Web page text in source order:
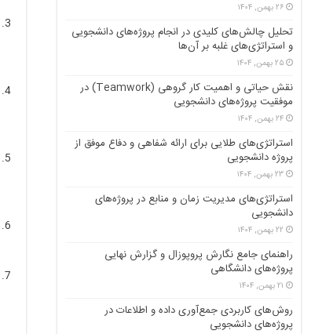
۲۶ بهمن, ۱۴۰۴
تحلیل چالش‌های کلیدی در انجام پروژه‌های دانشجویی
و استراتژی‌های غلبه بر آن‌ها
۲۵ بهمن, ۱۴۰۴
نقش حیاتی و اهمیت کار گروهی (Teamwork) در
موفقیت پروژه‌های دانشجویی
۲۴ بهمن, ۱۴۰۴
استراتژی‌های طلایی برای ارائه شفاهی و دفاع موفق از
پروژه دانشجویی
۲۳ بهمن, ۱۴۰۴
استراتژی‌های مدیریت زمان و منابع در پروژه‌های
دانشجویی
۲۲ بهمن, ۱۴۰۴
راهنمای جامع نگارش پروپوزال و گزارش نهایی
پروژه‌های دانشگاهی
۲۱ بهمن, ۱۴۰۴
روش‌های کاربردی جمع‌آوری داده و اطلاعات در
پروژه‌های دانشجویی